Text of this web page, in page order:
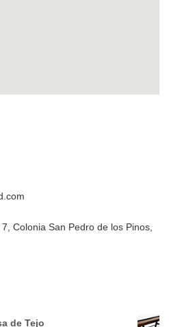
Colonia San Pedro de los Pinos,
de Tejo